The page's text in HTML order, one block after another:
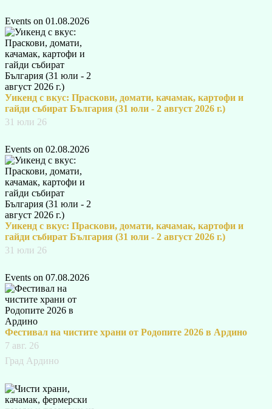
Events on 01.08.2026
Уикенд с вкус: Праскови, домати, качамак, картофи и
гайди събират България (31 юли - 2 август 2026 г.)
31 юли 26
Events on 02.08.2026
Уикенд с вкус: Праскови, домати, качамак, картофи и
гайди събират България (31 юли - 2 август 2026 г.)
31 юли 26
Events on 07.08.2026
Фестивал на чистите храни от Родопите 2026 в Ардино
7 авг. 26
Град Ардино